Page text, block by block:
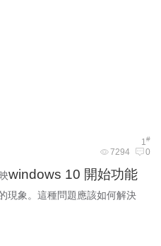
1#
7294 0
windows 10 開始功能
現象。這種問題應該如何解決